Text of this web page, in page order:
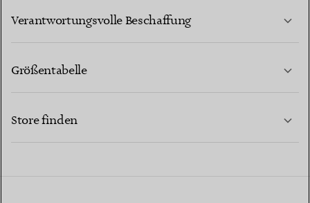
Verantwortungsvolle Beschaffung
Größentabelle
Store finden